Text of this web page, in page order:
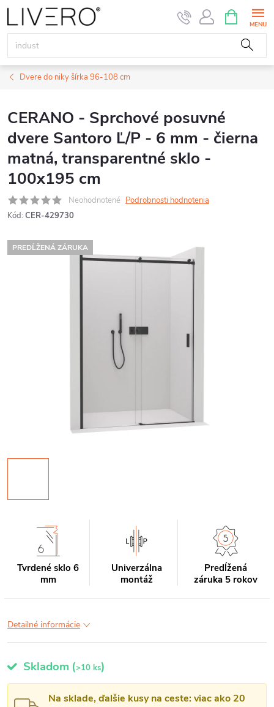
Prejsť
na
obsah
KOŠÍK
Dvere do niky šírka 96-108 cm
CERANO - Sprchové posuvné
dvere Santoro Ľ/P - 6 mm - čierna
matná, transparentné sklo -
100x195 cm
Neohodnotené Podrobnosti hodnotenia
Kód: CER-429730
PREDĹŽENÁ ZÁRUKA
Tvrdené sklo 6
mm
Univerzálna
montáž
Predĺžená
záruka 5 rokov
Detailné informácie
Skladom (>10 ks)
Na sklade, ďalšie kusy na ceste: viac ako 20